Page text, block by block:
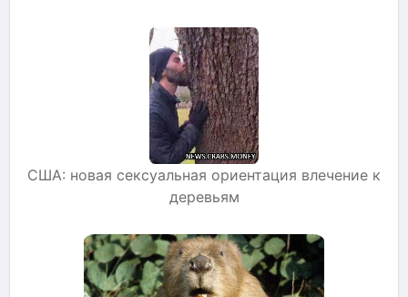
США: новая сексуальная ориентация влечение к
деревьям